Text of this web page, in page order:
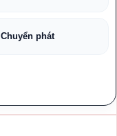
Chuyển phát